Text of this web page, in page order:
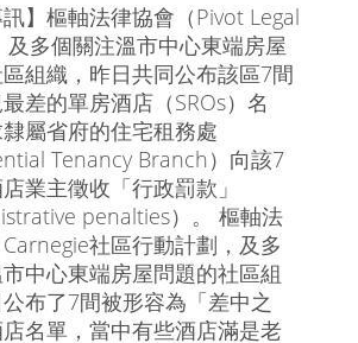
訊】樞軸法律協會（Pivot Legal
及多個關注溫市中心東端房屋
組織，昨日共同公布該區7間
差的單房酒店（SROs）名
屬省府的住宅租務處
Tenancy Branch）向該7
業主徵收「行政罰款」
penalties）。 樞軸法
社區行動計劃，及多
中心東端房屋問題的社區組
布了7間被形容為「差中之
名單，當中有些酒店滿是老